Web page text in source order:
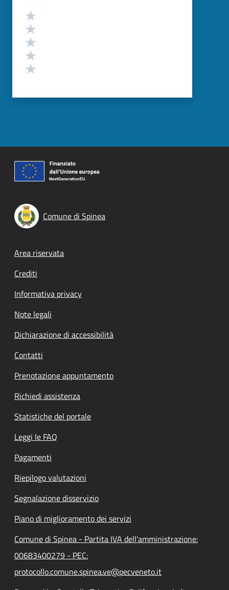
Valutazione
Comune di Spinea
Footer menu
Area riservata
Crediti
Informativa privacy
Note legali
Dichiarazione di accessibilità
Contatti
Prenotazione appuntamento
Richiedi assistenza
Statistiche del portale
Leggi le FAQ
Pagamenti
Riepilogo valutazioni
Segnalazione disservizio
Piano di miglioramento dei servizi
Comune di Spinea - Partita IVA dell'amministrazione:
00683400279 - PEC:
protocollo.comune.spinea.ve@pecveneto.it